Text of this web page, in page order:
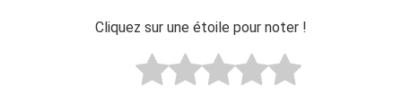
Cliquez sur une étoile pour noter !